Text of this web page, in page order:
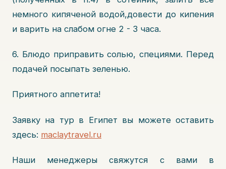
немного кипяченой водой,довести до кипения
и варить на слабом огне 2 - 3 часа.
6. Блюдо приправить солью, специями. Перед
подачей посыпать зеленью.
Приятного аппетита!
Заявку на тур в Египет вы можете оставить
здесь: maclaytravel.ru
Наши менеджеры свяжутся с вами в